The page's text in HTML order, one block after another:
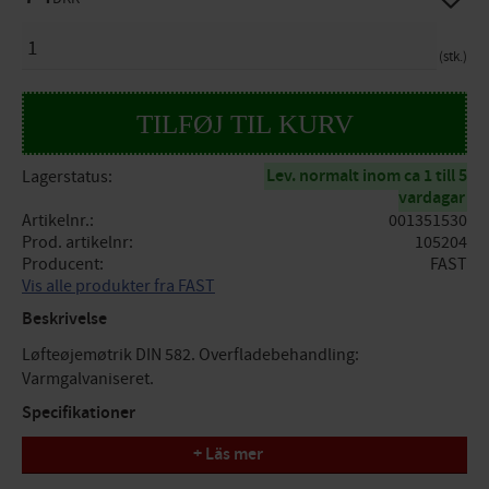
stk.
Lagerstatus
Lev. normalt inom ca 1 till 5
vardagar
Artikelnr.
001351530
Prod. artikelnr
105204
Producent
FAST
Vis alle produkter fra FAST
Beskrivelse
Løfteøjemøtrik DIN 582. Overfladebehandling:
Varmgalvaniseret.
Specifikationer
Division: 2,5
+ Läs mer